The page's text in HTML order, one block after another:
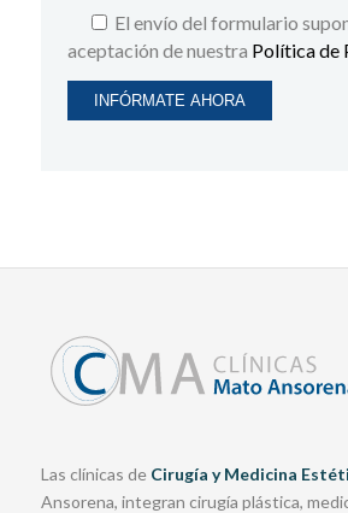
El envío del formulario
aceptación de nuestra Política de
Las clínicas de Cirugía y Medicina
Ansorena, integran cirugía plástica,